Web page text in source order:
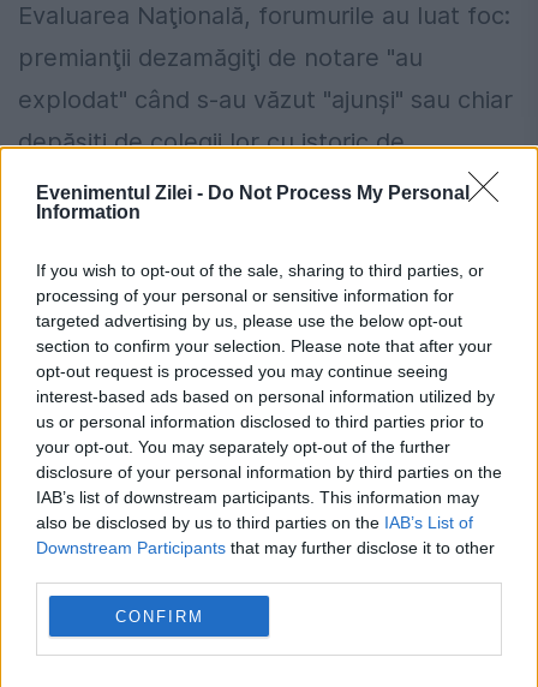
Evenimentul Zilei - Do Not Process My Personal
Information
If you wish to opt-out of the sale, sharing to third parties, or
processing of your personal or sensitive information for
targeted advertising by us, please use the below opt-out
section to confirm your selection. Please note that after your
opt-out request is processed you may continue seeing
interest-based ads based on personal information utilized by
us or personal information disclosed to third parties prior to
your opt-out. You may separately opt-out of the further
disclosure of your personal information by third parties on the
IAB’s list of downstream participants. This information may
also be disclosed by us to third parties on the IAB’s List of
Downstream Participants that may further disclose it to other
CONFIRM
Evaluarea Naţională, forumurile au luat foc:
premianţii dezamăgiţi de notare "au
explodat" când s-au văzut "ajunşi" sau chiar
depăşiţi de colegii lor cu istoric de...
Evaluarea naţională 2011: rezultatele
11 IULIE 2011